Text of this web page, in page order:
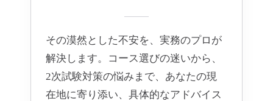
その漠然とした不安を、実務のプロが
解決します。コース選びの迷いから、
2次試験対策の悩みまで、あなたの現
在地に寄り添い、具体的なアドバイス